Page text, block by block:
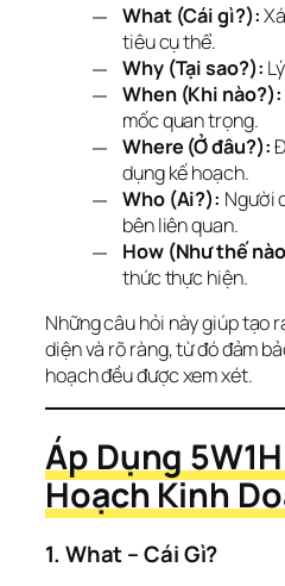
What (Cái gì?):
tiêu cụ thể.
Why (Tại sao?):
When (Khi nào?):
mốc quan trọng.
Where (Ở đâu?):
dụng kế hoạch.
Who (Ai?): Người
bên liên quan.
How (Như thế
thức thực hiện.
Những câu hỏi này giúp tạo
diện và rõ ràng, từ đó đảm
hoạch đều được xem xét.
Áp Dụng
Hoạch Kinh
1. What – Cái Gì?